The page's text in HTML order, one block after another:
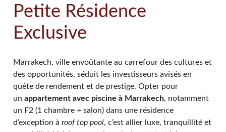
Petite Résidence
Exclusive
Marrakech, ville envoûtante au carrefour des cultures et
des opportunités, séduit les investisseurs avisés en
quête de rendement et de prestige. Opter pour
un appartement avec piscine à Marrakech, notamment
un F2 (1 chambre + salon) dans une résidence
d’exception à roof top pool, c’est allier luxe, tranquillité et